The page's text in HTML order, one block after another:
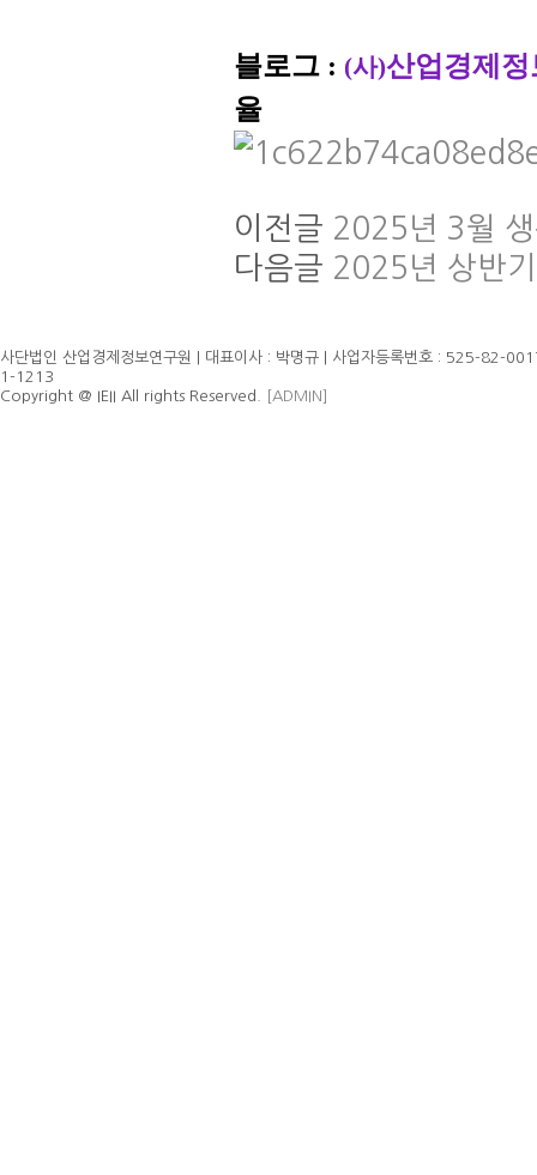
블로그 : (사)산업경제
율
이전글 2025년 3월
다음글 2025년 상반
사단법인 산업경제정보연구원 | 대표이사 : 박명규 | 사업자등록번호 : 525-82-
1-1213
Copyright @ IEII All rights Reserved.
[ADMIN]